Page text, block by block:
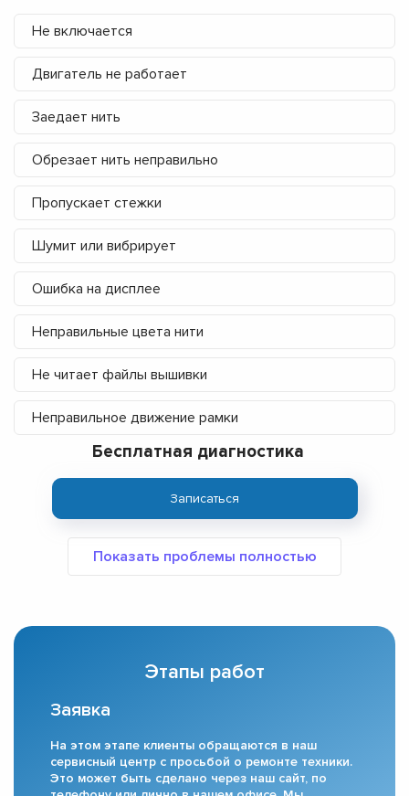
Не включается
Двигатель не работает
Заедает нить
Обрезает нить неправильно
Пропускает стежки
Шумит или вибрирует
Ошибка на дисплее
Неправильные цвета нити
Не читает файлы вышивки
Неправильное движение рамки
Бесплатная диагностика
Записаться
Этапы работ
Заявка
На этом этапе клиенты обращаются в наш
сервисный центр с просьбой о ремонте техники.
Это может быть сделано через наш сайт, по